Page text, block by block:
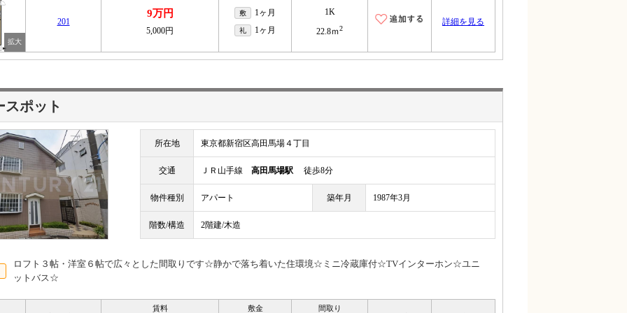
201
9万円
5,000円
敷 1ヶ月
礼 1ヶ月
1K
22.8ｍ2
詳細を見る
スポット
所在地 東京都新宿区高田馬場４丁目
交通 ＪＲ山手線 高田馬場駅 徒歩8分
物件種別 アパート 築年月 1987年3月
階数/構造 2階建/木造
ロフト３帖・洋室６帖で広々とした間取りです☆静かで落ち着いた住環境☆ミニ冷蔵庫付☆TVインターホン☆ユニ
ットバス☆
賃料 敷金
間取り